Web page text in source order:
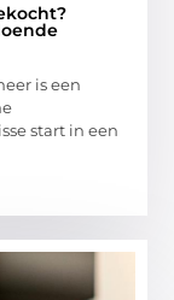
is een
start in een